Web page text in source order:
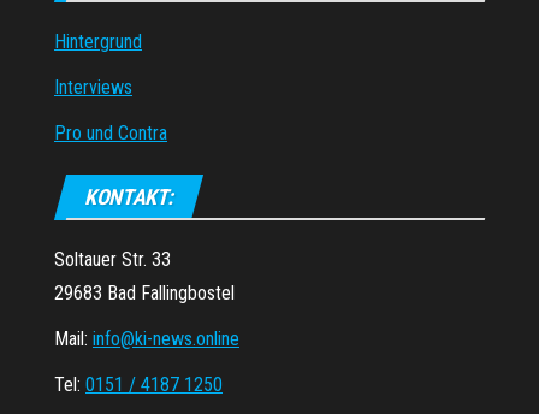
Hintergrund
Interviews
Pro und Contra
KONTAKT:
Soltauer Str. 33
29683 Bad Fallingbostel
Mail: info@ki-news.online
Tel: 0151 / 4187 1250